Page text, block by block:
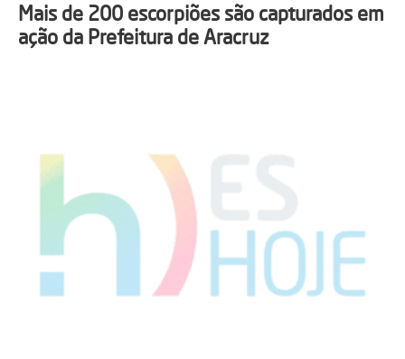
Mais de 200 escorpiões são capturados em
ação da Prefeitura de Aracruz